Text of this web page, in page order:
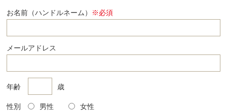
お名前（ハンドルネーム） ※必須
メールアドレス
年齢 歳
性別 男性 女性